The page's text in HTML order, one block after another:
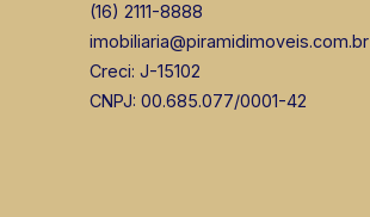
(16) 2111-8888
imobiliaria@piramidimoveis.com.br
Creci: J-15102
CNPJ: 00.685.077/0001-42